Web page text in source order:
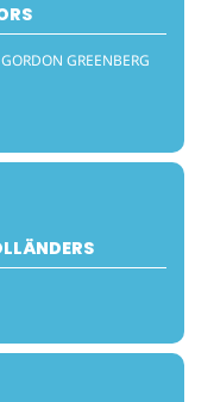
GREENBERG